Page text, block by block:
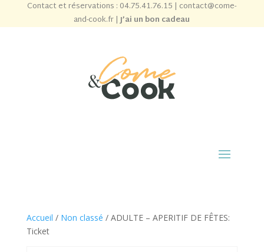
Contact et réservations : 04.75.41.76.15 | contact@come-
and-cook.fr|J’ai un bon cadeau
Accueil / Non classé / ADULTE – APERITIF DE FÊTES:
Ticket